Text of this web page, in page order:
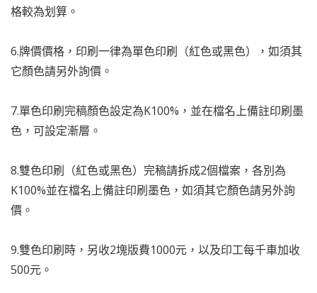
格較為划算。
6.牌價價格，印刷一律為單色印刷（紅色或黑色），如須其
它顏色請另外詢價。
7.單色印刷完稿顏色設定為K100%，並在檔名上備註印刷墨
色，可設定漸層。
8.雙色印刷（紅色或黑色）完稿請拆成2個檔案，各別為
K100%並在檔名上備註印刷墨色，如須其它顏色請另外詢
價。
9.雙色印刷時，另收2塊版費1000元，以及印工每千車加收
500元。